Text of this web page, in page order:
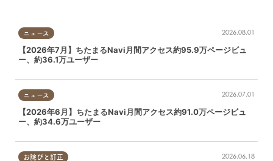
ニュース 2026.08.01
【2026年7月】ちたまるNavi月間アクセス約95.9万ページビュ
ー、約36.1万ユーザー
ニュース 2026.07.01
【2026年6月】ちたまるNavi月間アクセス約91.0万ページビュ
ー、約34.6万ユーザー
お詫びと訂正 2026.06.18